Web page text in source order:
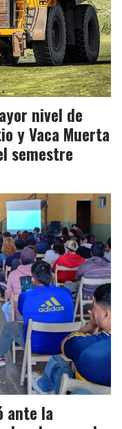
nivel de
y Vaca Muerta
semestre
ante la